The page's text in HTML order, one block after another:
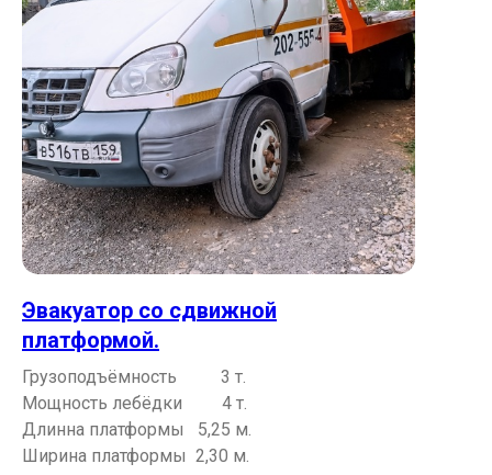
Эвакуатор со сдвижной
платформой.
Грузоподъёмность 3 т.
Мощность лебёдки 4 т.
Длинна платформы 5,25 м.
Ширина платформы 2,30 м.